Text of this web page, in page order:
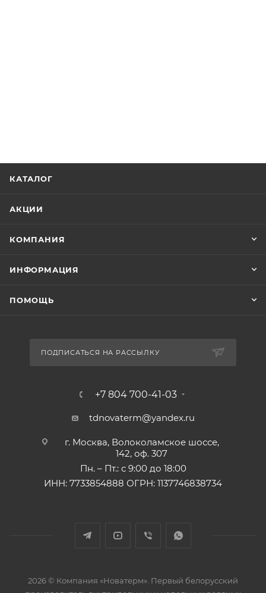
КАТАЛОГ
АКЦИИ
КОМПАНИЯ
ИНФОРМАЦИЯ
ПОМОЩЬ
ПОДПИСАТЬСЯ НА РАССЫЛКУ
+7 804 700-41-03
tdnovaterm@yandex.ru
г. Москва, Волоколамское шоссе,
142, оф. 307
Пн. – Пт.: с 9:00 до 18:00
ИНН: 7733854888 ОГРН: 1137746838734
2026 © Компания «Новатерм». Первый белорусский